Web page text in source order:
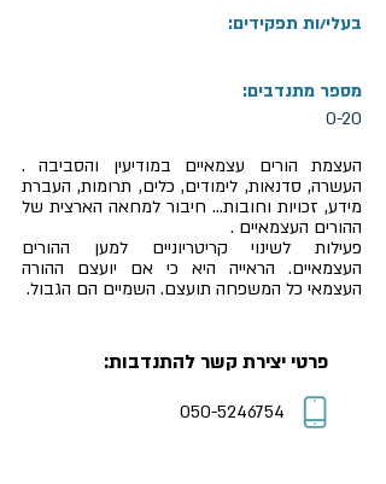
בעלי/ות תפקידים:
מספר מתנדבים:
0-20
העצמת הורים עצמאיים במודיעין והסביבה .
העשרה, סדנאות, לימודים, כלים, תרומות, העברת
מידע, זכויות וחובות... חיבור למחאה הארצית של
ההורים העצמאיים .
פעילות לשינוי קריטריוניים למען ההורים
העצמאיים. הראייה היא כי אם יועצם ההורה
העצמאי כל המשפחה תועצם. השמיים הם הגבול.
פרטי יצירת קשר להתנדבות:
050-5246754